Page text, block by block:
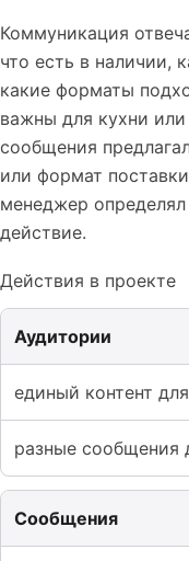
Коммуникация
что есть в наличии,
какие форматы
важны для кухни
сообщения
или формат
менеджер
действие.
Действия в проекте
Аудитории
единый контент
разные сообщения
Сообщения